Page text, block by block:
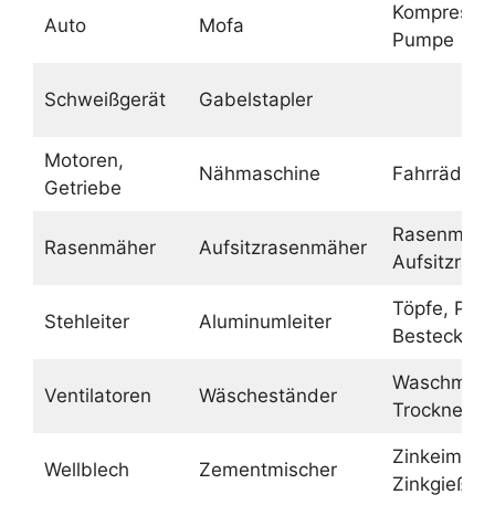
Auto Mofa
Pumpe
Schweißgerät Gabelstapler
Motoren,
Getriebe
Nähmaschine Fahrräder
Rasenmäher Aufsitzrasenmäher
Stehleiter Aluminumleiter
Töpfe,
Besteck
Ventilatoren Wäscheständer
Trockner
Wellblech Zementmischer
Zinkeimer,